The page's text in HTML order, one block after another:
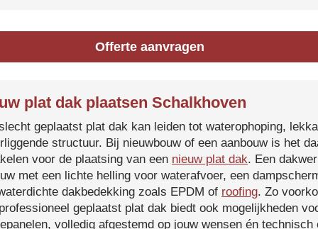
Offerte aanvragen
plat dak plaatsen Schalkhoven
geplaatst plat dak kan leiden tot waterophoping,
structuur. Bij nieuwbouw of een aanbouw is het
voor de plaatsing van een nieuw plat dak. Een
met een lichte helling voor waterafvoer, een
dakbedekking zoals EPDM of roofing. Zo
geplaatst plat dak biedt ook mogelijkheden
volledig afgestemd op jouw wensen én